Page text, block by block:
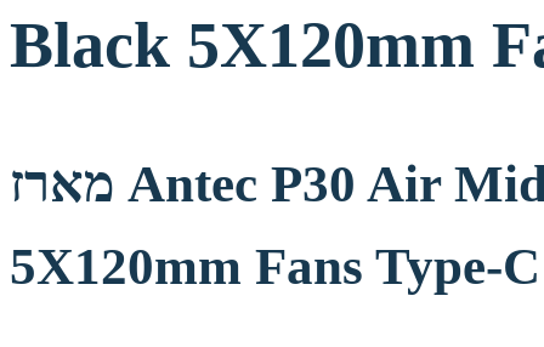
Black 5X120mm
מארז Antec P30 Air Mid Tower ATX Case Black
5X120mm Fans Type-C